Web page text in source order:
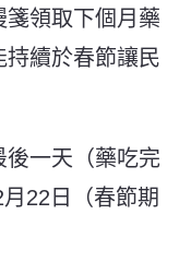
箋領取下個月藥
續於春節讓民
後一天（藥吃完
22日（春節期